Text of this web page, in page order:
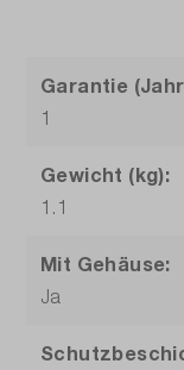
Garantie
1
Gewicht (kg):
1.1
Mit Gehäuse:
Ja